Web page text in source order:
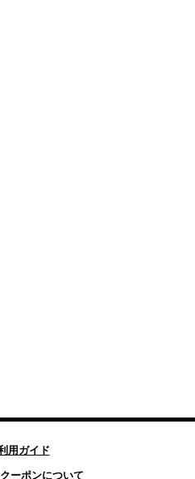
用ガイド
ーポンについて